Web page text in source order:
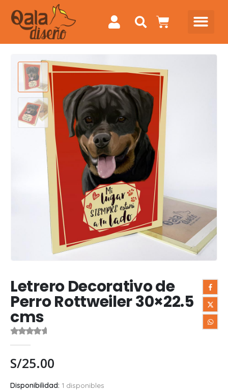
Letrero Decorativo de
Perro Rottweiler 30×22.5
cms
S/25.00
Disponibilidad: 1 disponibles